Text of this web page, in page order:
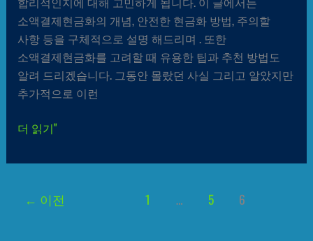
소액결제현금화의 개념, 안전한 현금화 방법, 주의할
사항 등을 구체적으로 설명 해드리며 . 또한
소액결제현금화를 고려할 때 유용한 팁과 추천 방법도
알려 드리겠습니다. 그동안 몰랐던 사실 그리고 알았지만
추가적으로 이런
더 읽기"
← 이전 1 … 5 6